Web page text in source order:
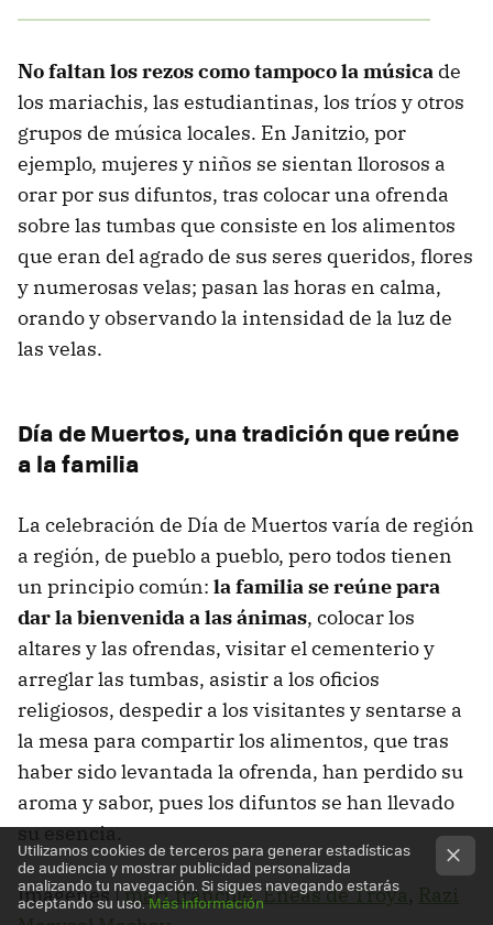
No faltan los rezos como tampoco la música de
los mariachis, las estudiantinas, los tríos y otros
grupos de música locales. En Janitzio, por
ejemplo, mujeres y niños se sientan llorosos a
orar por sus difuntos, tras colocar una ofrenda
sobre las tumbas que consiste en los alimentos
que eran del agrado de sus seres queridos, flores
y numerosas velas; pasan las horas en calma,
orando y observando la intensidad de la luz de
las velas.
Día de Muertos, una tradición que reúne
a la familia
La celebración de Día de Muertos varía de región
a región, de pueblo a pueblo, pero todos tienen
un principio común: la familia se reúne para
dar la bienvenida a las ánimas, colocar los
altares y las ofrendas, visitar el cementerio y
arreglar las tumbas, asistir a los oficios
religiosos, despedir a los visitantes y sentarse a
la mesa para compartir los alimentos, que tras
haber sido levantada la ofrenda, han perdido su
aroma y sabor, pues los difuntos se han llevado
su esencia.
Imágenes |mari.francille,Eneas de Troya , Razi
Utilizamos cookies de terceros para generar estadísticas
de audiencia y mostrar publicidad personalizada
analizando tu navegación. Si sigues navegando estarás
aceptando su uso.Más información